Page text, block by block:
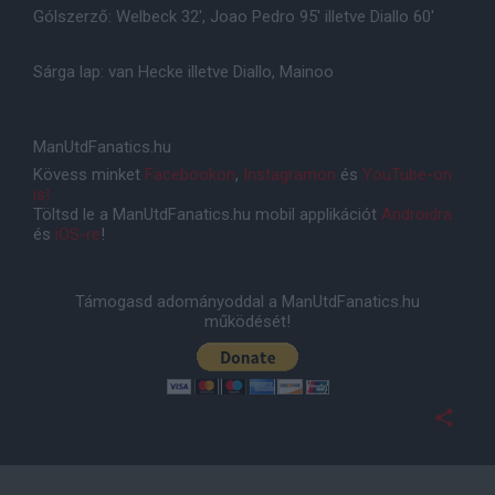
Gólszerző: Welbeck 32', Joao Pedro 95' illetve Diallo 60'
Sárga lap: van Hecke illetve Diallo, Mainoo
ManUtdFanatics.hu
Kövess minket Facebookon, Instagramon és YouTube-on
is!
Töltsd le a ManUtdFanatics.hu mobil applikációt Androidra
és iOS-re!
Támogasd adományoddal a ManUtdFanatics.hu
működését!